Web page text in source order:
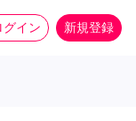
グイン 新規登録